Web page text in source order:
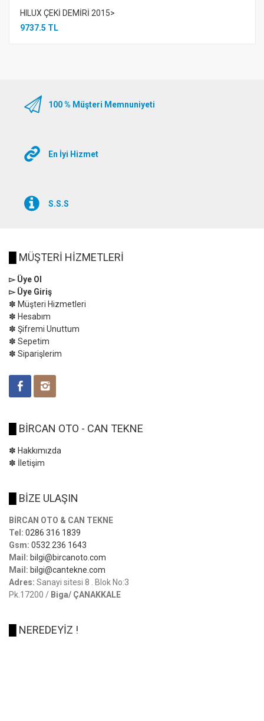
HILUX ÇEKİ DEMİRİ 2015>
9737.5 TL
100 % Müşteri Memnuniyeti
En İyi Hizmet
S.S.S
MÜŞTERİ HİZMETLERİ
▻ Üye Ol
▻ Üye Giriş
✽ Müşteri Hizmetleri
✽ Hesabım
✽ Şifremi Unuttum
✽ Sepetim
✽ Siparişlerim
BİRCAN OTO - CAN TEKNE
✽ Hakkımızda
✽ İletişim
BİZE ULAŞIN
BİRCAN OTO & CAN TEKNE
Tel: 0286 316 1839
Gsm: 0532 236 1643
Mail: bilgi@bircanoto.com
Mail: bilgi@cantekne.com
Adres: Sanayi sitesi 8 . Blok No:3
Pk.17200 / Biga/ ÇANAKKALE
NEREDEYİZ !